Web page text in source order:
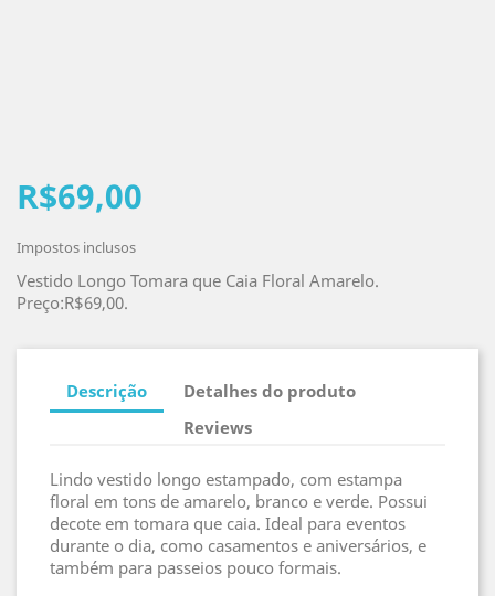
R$69,00
Impostos inclusos
Vestido Longo Tomara que Caia Floral Amarelo.
Preço:R$69,00.
Descrição
Detalhes do produto
Reviews
Lindo vestido longo estampado, com estampa
floral em tons de amarelo, branco e verde. Possui
decote em tomara que caia. Ideal para eventos
durante o dia, como casamentos e aniversários, e
também para passeios pouco formais.